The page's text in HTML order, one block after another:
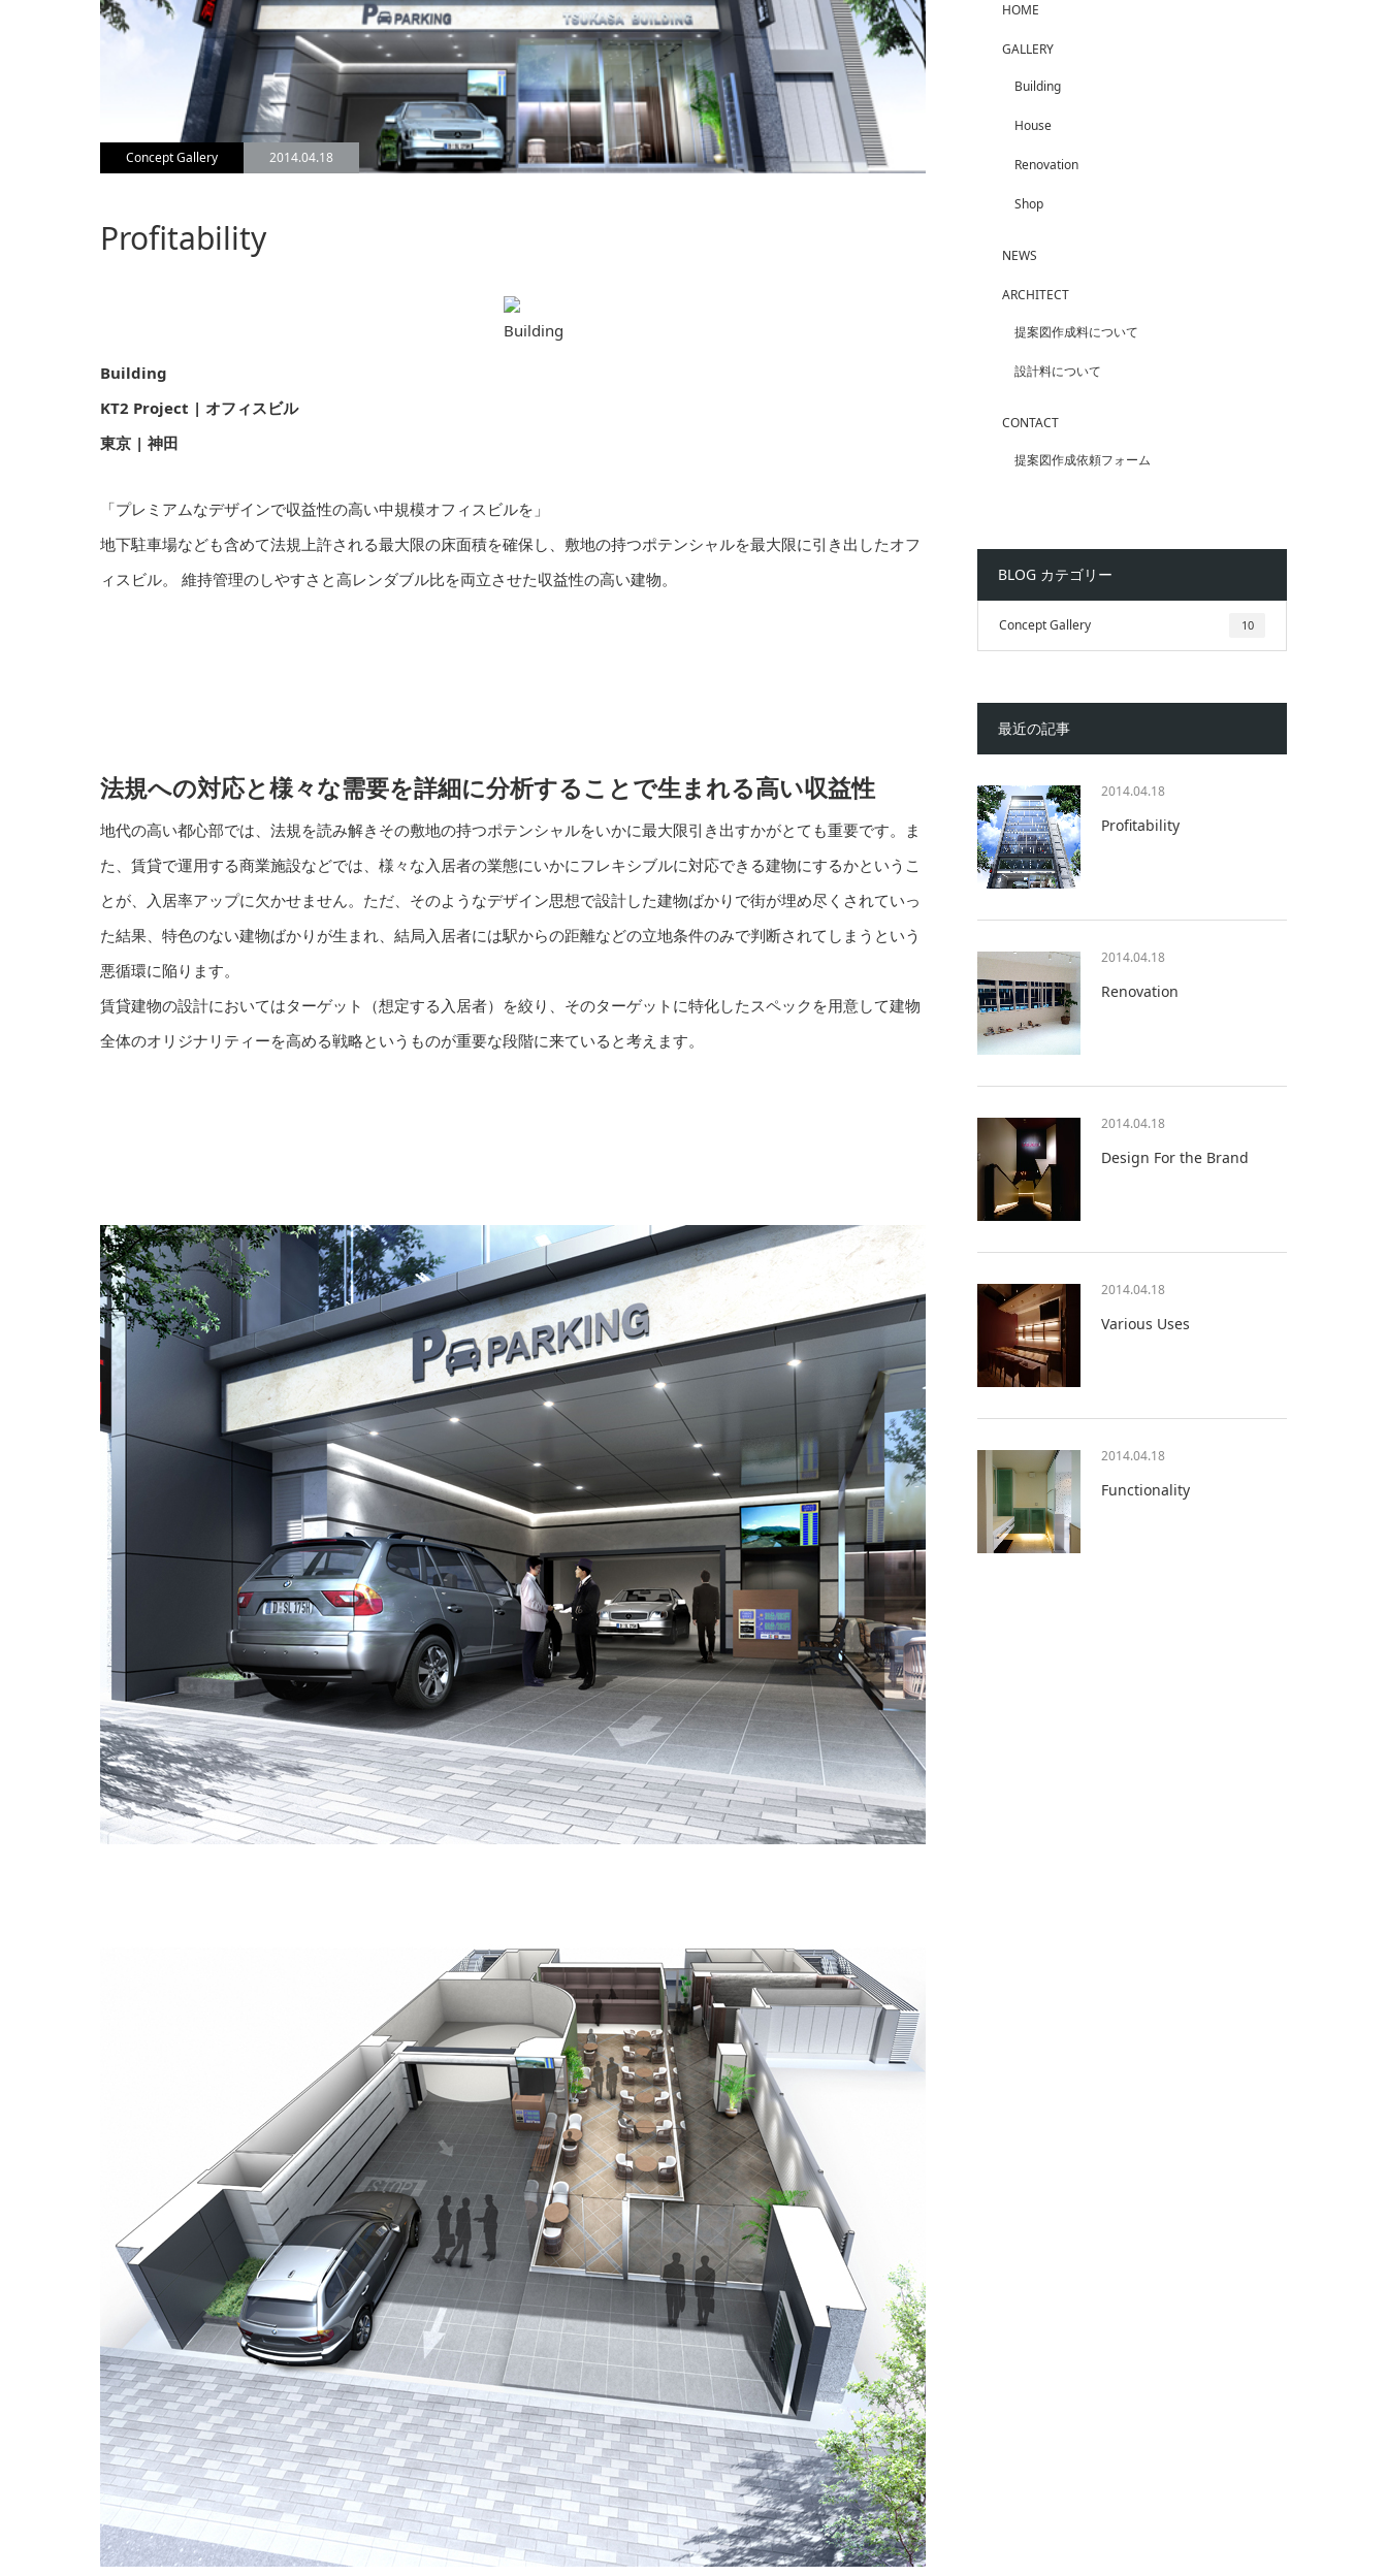
Concept Gallery 2014.04.18
Profitability
Building
KT2 Project | オフィスビル
東京 | 神田
「プレミアムなデザインで収益性の高い中規模オフィスビルを」
地下駐車場なども含めて法規上許される最大限の床面積を確保し、敷地の持つポテンシャルを最大限に引き出したオフ
ィスビル。 維持管理のしやすさと高レンダブル比を両立させた収益性の高い建物。
法規への対応と様々な需要を詳細に分析することで生まれる高い収益性
地代の高い都心部では、法規を読み解きその敷地の持つポテンシャルをいかに最大限引き出すかがとても重要です。ま
た、賃貸で運用する商業施設などでは、様々な入居者の業態にいかにフレキシブルに対応できる建物にするかというこ
とが、入居率アップに欠かせません。ただ、そのようなデザイン思想で設計した建物ばかりで街が埋め尽くされていっ
た結果、特色のない建物ばかりが生まれ、結局入居者には駅からの距離などの立地条件のみで判断されてしまうという
悪循環に陥ります。
賃貸建物の設計においてはターゲット（想定する入居者）を絞り、そのターゲットに特化したスペックを用意して建物
全体のオリジナリティーを高める戦略というものが重要な段階に来ていると考えます。
HOME
GALLERY
Building
House
Renovation
Shop
NEWS
ARCHITECT
提案図作成料について
設計料について
CONTACT
提案図作成依頼フォーム
BLOG カテゴリー
Concept Gallery 10
最近の記事
2014.04.18
Profitability
2014.04.18
Renovation
2014.04.18
Design For the Brand
2014.04.18
Various Uses
2014.04.18
Functionality